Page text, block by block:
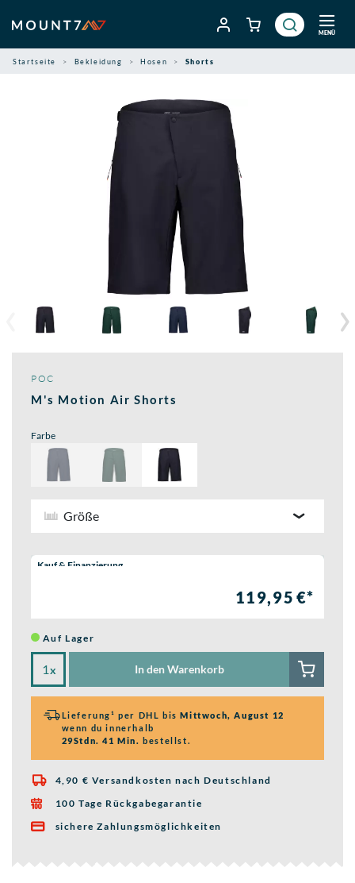
Inhalt
springen
MENÜ
Startseite Bekleidung Hosen Shorts
POC
M's Motion Air Shorts
Farbe
Größe
Wähle eine Preisoption:
Kauf & Finanzierung
119,95 €*
Auf Lager
x In den Warenkorb
Lieferung¹ per DHL bisMittwoch, August 12
wenn du innerhalb
29Stdn. 41 Min. bestellst.
 4,90 € Versandkosten nach Deutschland
 100 Tage Rückgabegarantie
 sichere Zahlungsmöglichkeiten